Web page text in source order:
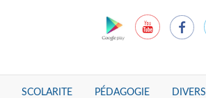
SCOLARITE PÉDAGOGIE DIVERS